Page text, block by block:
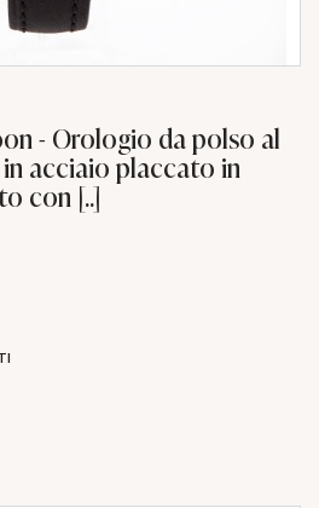
- Orologio da polso al
acciaio placcato in
con [..]